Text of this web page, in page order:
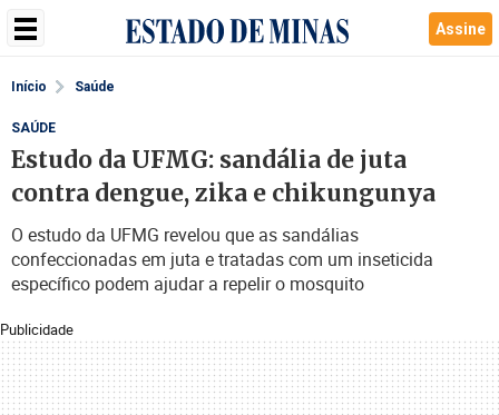
Assine
Início Saúde
Publicidade
SAÚDE
Estudo da UFMG: sandália de juta
contra dengue, zika e chikungunya
O estudo da UFMG revelou que as sandálias
confeccionadas em juta e tratadas com um inseticida
específico podem ajudar a repelir o mosquito